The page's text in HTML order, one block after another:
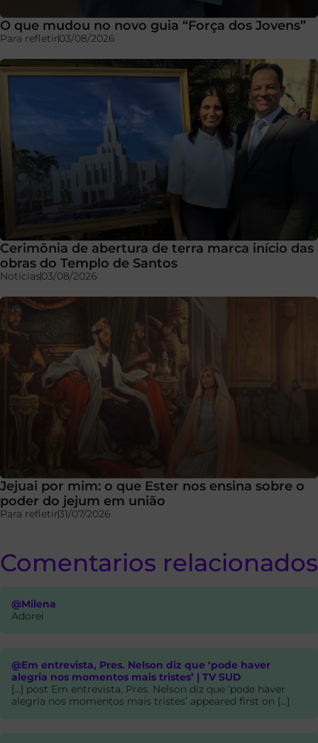
O que mudou no novo guia “Força dos Jovens”
Para refletir03/08/2026
Cerimônia de abertura de terra marca início das
obras do Templo de Santos
Notícias03/08/2026
Jejuai por mim: o que Ester nos ensina sobre o
poder do jejum em união
Para refletir31/07/2026
Comentarios relacionados
@Milena
Adorei
@Em entrevista, Pres. Nelson diz que ‘pode haver
alegria nos momentos mais tristes’ | TV SUD
[…] post Em entrevista, Pres. Nelson diz que ‘pode haver
alegria nos momentos mais tristes’ appeared first on […]